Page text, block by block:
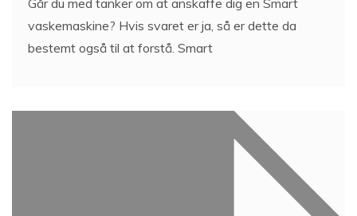
Går du med tanker om at anskaffe dig en Smart
vaskemaskine? Hvis svaret er ja, så er dette da
bestemt også til at forstå. Smart